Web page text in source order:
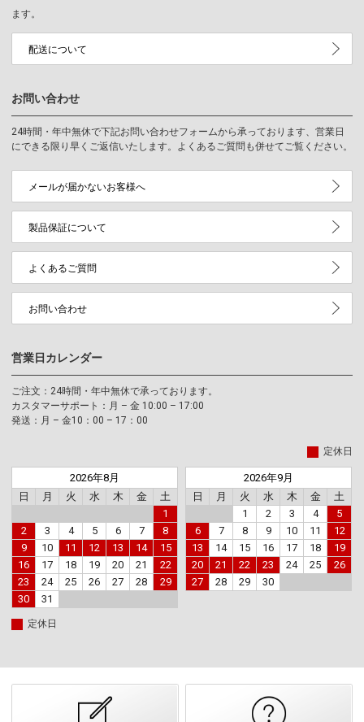
ます。
配送について
お問い合わせ
24時間・年中無休で下記お問い合わせフォームから承っております、営業日
にできる限り早くご返信いたします。よくあるご質問も併せてご覧ください。
メールが届かないお客様へ
製品保証について
よくあるご質問
お問い合わせ
営業日カレンダー
ご注文：24時間・年中無休で承っております。
カスタマーサポート：月 – 金 10:00 – 17:00
発送：月 – 金10：00 – 17：00
定休日
2026年8月
日
月 火 水 木 金
土
1
2
3 4 5 6 7
8
9
10 11 12 13 14
15
16
17 18 19 20 21
22
23
24 25 26 27 28
29
30
31
2026年9月
日
月 火 水 木 金
土
1
2 3 4
5
6
7 8 9 10 11
12
13
14 15 16 17 18
19
20
21 22 23 24 25
26
27
28 29 30
定休日